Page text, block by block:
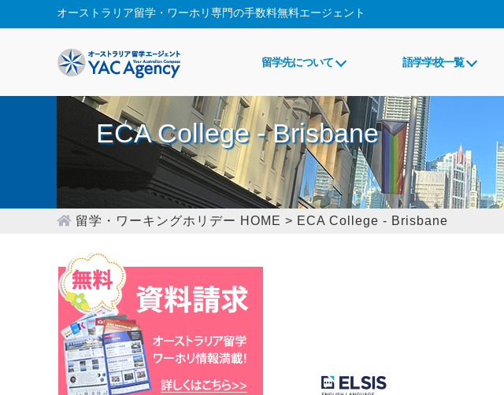
オーストラリア留学・ワーホリ専門の手数料無料エージェント
留学先について 語学学校一覧
ECA College - Brisbane
留学・ワーキングホリデー HOME > ECA College - Brisbane